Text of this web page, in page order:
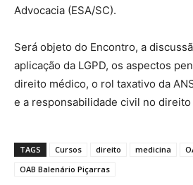
Advocacia (ESA/SC).
Será objeto do Encontro, a
aplicação da LGPD, os aspectos
direito médico, o rol taxativo da
e a responsabilidade civil no direito
TAGS Cursos direito medicina
OAB Balenário Piçarras